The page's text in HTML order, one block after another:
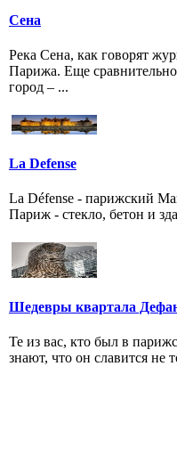
Сена
Река Cена, как говорят
Парижа. Еще
город – ...
La Defense
La Défense - парижский
Париж - стекло, бетон и
Шедевры квартала
Те из вас, кто был в
знают, что он славится не